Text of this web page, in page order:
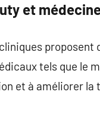
et
tels que le
et à améliorer